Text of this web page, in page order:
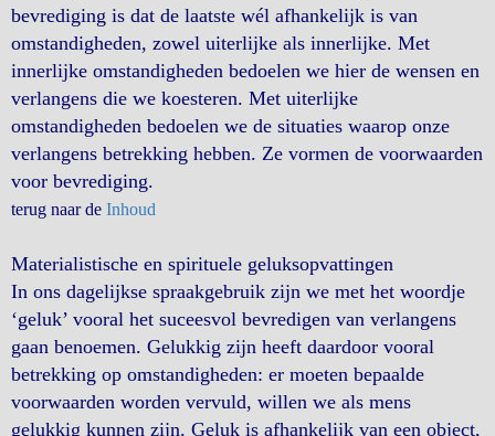
bevrediging is dat de laatste wél afhankelijk is van
omstandigheden, zowel uiterlijke als innerlijke. Met
innerlijke omstandigheden bedoelen we hier de wensen en
verlangens die we koesteren. Met uiterlijke
omstandigheden bedoelen we de situaties waarop onze
verlangens betrekking hebben. Ze vormen de voorwaarden
voor bevrediging.
terug naar de Inhoud
Materialistische en spirituele geluksopvattingen
In ons dagelijkse spraakgebruik zijn we met het woordje
‘geluk’ vooral het suceesvol bevredigen van verlangens
gaan benoemen. Gelukkig zijn heeft daardoor vooral
betrekking op omstandigheden: er moeten bepaalde
voorwaarden worden vervuld, willen we als mens
gelukkig kunnen zijn. Geluk is afhankelijk van een object,